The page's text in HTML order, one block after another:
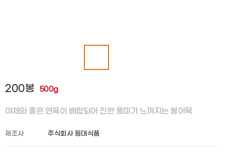
200봉 500g
야채와 좋은 연육이 배합되어 진한 풍미가 느껴지는 봉어묵
제조사 주식회사 등대식품